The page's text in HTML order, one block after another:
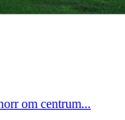
om centrum...